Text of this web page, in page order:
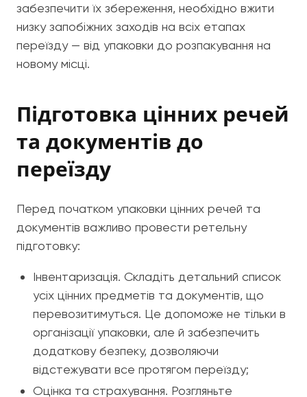
забезпечити їх збереження, необхідно вжити
низку запобіжних заходів на всіх етапах
переїзду — від упаковки до розпакування на
новому місці.
Підготовка цінних речей
та документів до
переїзду
Перед початком упаковки цінних речей та
документів важливо провести ретельну
підготовку:
Інвентаризація. Складіть детальний список
усіх цінних предметів та документів, що
перевозитимуться. Це допоможе не тільки в
організації упаковки, але й забезпечить
додаткову безпеку, дозволяючи
відстежувати все протягом переїзду;
Оцінка та страхування. Розгляньте